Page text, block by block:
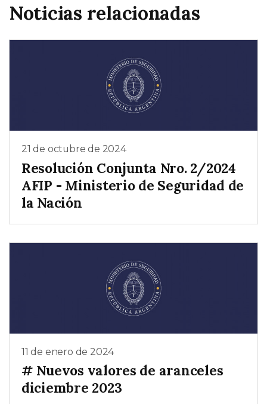
Noticias relacionadas
21 de octubre de 2024
Resolución Conjunta Nro. 2/2024
AFIP - Ministerio de Seguridad de
la Nación
11 de enero de 2024
# Nuevos valores de aranceles
diciembre 2023